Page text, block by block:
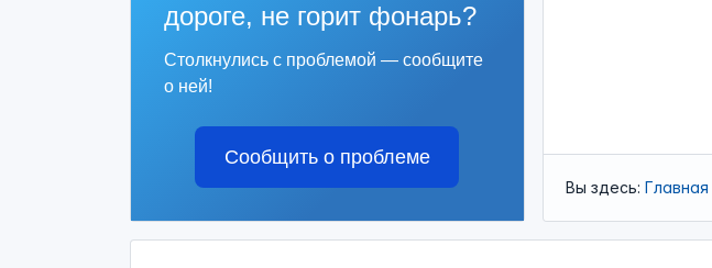
дороге, не горит фонарь?
Столкнулись с проблемой — сообщите
о ней!
Сообщить о проблеме
Вы здесь: Главная